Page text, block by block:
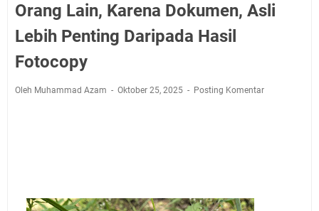
Salat Lima Waktu itu Bukan Cuma Kewajiban, Tapi
Jadwal Salat Wilayah Kuningan Jumat 7 Agustus 2026
Warga Mulai Kesulitan Air Bersih Akibat Kekeringan,
Info Sembako di Pasar Kepuh Kuningan Kamis 6
Orang Lain, Karena Dokumen, Asli
Lebih Penting Daripada Hasil
Fotocopy
Oleh Muhammad Azam Oktober 25, 2025 Posting Komentar